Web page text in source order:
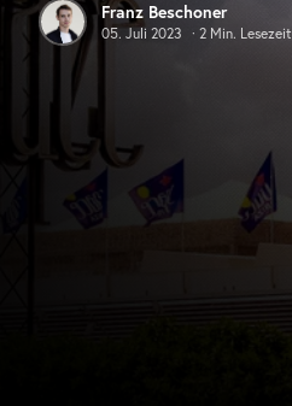
Franz Beschoner
05. Juli 2023 · 2 Min. Lesezeit